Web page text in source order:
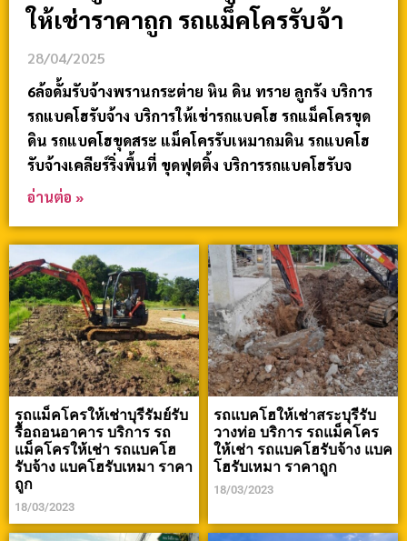
ให้เช่าราคาถูก รถแม็คโครรับจ้า
28/04/2025
6ล้อดั้มรับจ้างพรานกระต่าย หิน ดิน ทราย ลูกรัง บริการ
รถแบคโฮรับจ้าง บริการให้เช่ารถแบคโฮ รถแม็คโครขุด
ดิน รถแบคโฮขุดสระ แม็คโครรับเหมาถมดิน รถแบคโฮ
รับจ้างเคลียร์ริ่งพื้นที่ ขุดฟุตติ้ง บริการรถแบคโฮรับจ
อ่านต่อ »
รถแม็คโครให้เช่าบุรีรัมย์รับ
รื้อถอนอาคาร บริการ รถ
แม็คโครให้เช่า รถแบคโฮ
รับจ้าง แบคโฮรับเหมา ราคา
ถูก
18/03/2023
รถแบคโฮให้เช่าสระบุรีรับ
วางท่อ บริการ รถแม็คโคร
ให้เช่า รถแบคโฮรับจ้าง แบค
โฮรับเหมา ราคาถูก
18/03/2023